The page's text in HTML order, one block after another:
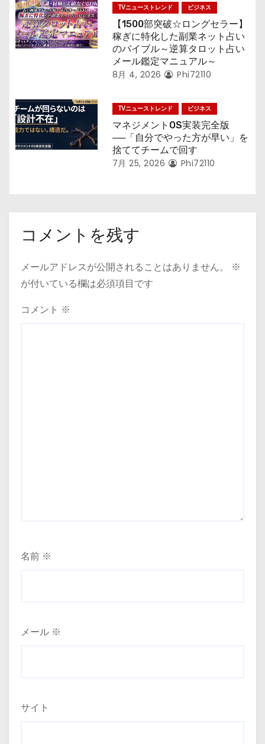
TVニューストレンド ビジネス
【1500部突破☆ロングセラー】
稼ぎに特化した副業ネット占い
のバイブル～逆算タロット占い
メール鑑定マニュアル～
8月 4, 2026 Phi72110
TVニューストレンド ビジネス
マネジメントOS実装完全版
──「自分でやった方が早い」を
捨ててチームで回す
7月 25, 2026 Phi72110
コメントを残す
メールアドレスが公開されることはありません。
※
が付いている欄は必須項目です
コメント ※
名前 ※
メール ※
サイト